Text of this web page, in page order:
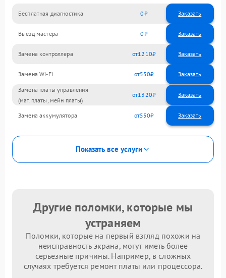
Бесплатная диагностика 0 Заказать
Выезд мастера 0 Заказать
Замена контроллера 1210
Замена Wi-Fi 550
Замена платы управления
(мат.платы, мейн платы)
1320
Замена аккумулятора 550
Показать все услуги
Другие поломки, которые мы
устраняем
Поломки, которые на первый взгляд похожи на
неисправность экрана, могут иметь более
серьезные причины. Например, в сложных
случаях требуется ремонт платы или процессора.